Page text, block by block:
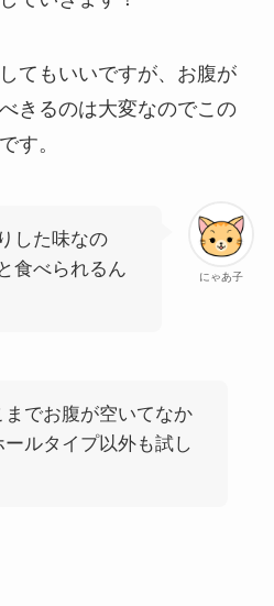
てもいいですが、お腹が
きるのは大変なのでこの
す。
にゃあ子
した味なの
食べられるん
までお腹が空いてなか
ールタイプ以外も試し